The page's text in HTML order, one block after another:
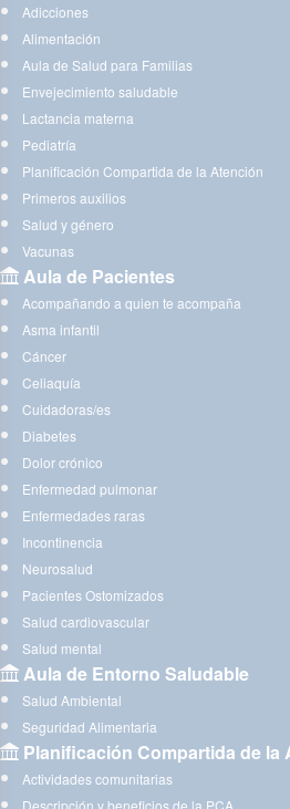
Adicciones
Alimentación
Aula de Salud para Familias
Envejecimiento saludable
Lactancia materna
Pediatría
Planificación Compartida de la Atención
Primeros auxilios
Salud y género
Vacunas
Aula de Pacientes
Acompañando a quien te acompaña
Asma infantil
Cáncer
Celiaquía
Cuidadoras/es
Diabetes
Dolor crónico
Enfermedad pulmonar
Enfermedades raras
Incontinencia
Neurosalud
Pacientes Ostomizados
Salud cardiovascular
Salud mental
Aula de Entorno Saludable
Salud Ambiental
Seguridad Alimentaria
Planificación Compartida de la
Actividades comunitarias
Descripción y beneficios de la PCA